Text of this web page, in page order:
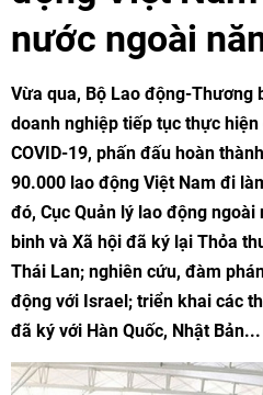
nước ngoài
Vừa qua, Bộ Lao động-Thương
doanh nghiệp tiếp tục thực
COVID-19, phấn đấu hoàn
90.000 lao động Việt Nam đi
đó, Cục Quản lý lao động
binh và Xã hội đã ký lại Thỏa
Thái Lan; nghiên cứu, đàm
động với Israel; triển khai các
đã ký với Hàn Quốc, Nhật Bản...